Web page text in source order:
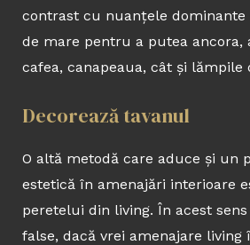
contrast cu nuanțele dominante
de mare pentru a putea ancora,
cafea, canapeaua, cât și lămpile
Decorează tavanul
O altă metodă care aduce și un
estetică în amenajări interioare
peretelui din living. În acest
false, dacă vrei amenajare living